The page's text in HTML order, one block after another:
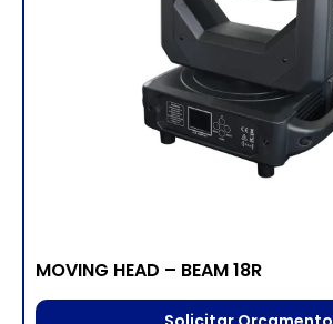
MOVING HEAD – BEAM 18R